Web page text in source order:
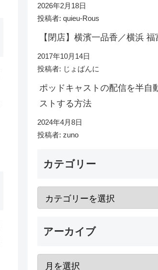
2026年2月18日
投稿者: quieu-Rous
【閉店】横濱一品香／横浜 福
2017年10月14日
投稿者: じょばんに
ポッドキャストの配信を半自
ストする方法
2024年4月8日
投稿者: zuno
カテゴリー
アーカイブ